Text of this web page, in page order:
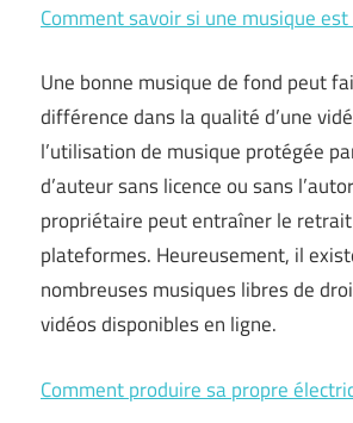
Comment savoir si une musique
Une bonne musique de fond peut
différence dans la qualité d’une
l’utilisation de musique protégée
d’auteur sans licence ou sans
propriétaire peut entraîner le
plateformes. Heureusement, il
nombreuses musiques libres de
vidéos disponibles en ligne.
Comment produire sa propre